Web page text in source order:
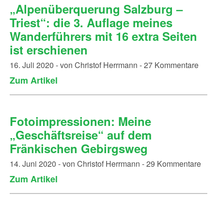
„Alpenüberquerung Salzburg –
Triest“: die 3. Auflage meines
Wanderführers mit 16 extra Seiten
ist erschienen
16. Juli 2020 - von Christof Herrmann - 27 Kommentare
Zum Artikel
Fotoimpressionen: Meine
„Geschäftsreise“ auf dem
Fränkischen Gebirgsweg
14. Juni 2020 - von Christof Herrmann - 29 Kommentare
Zum Artikel